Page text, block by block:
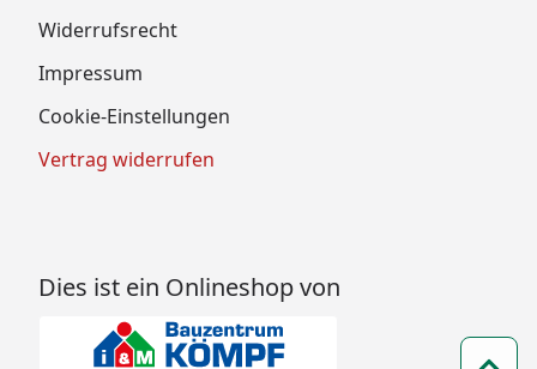
Widerrufsrecht
Impressum
Cookie-Einstellungen
Vertrag widerrufen
Dies ist ein Onlineshop von